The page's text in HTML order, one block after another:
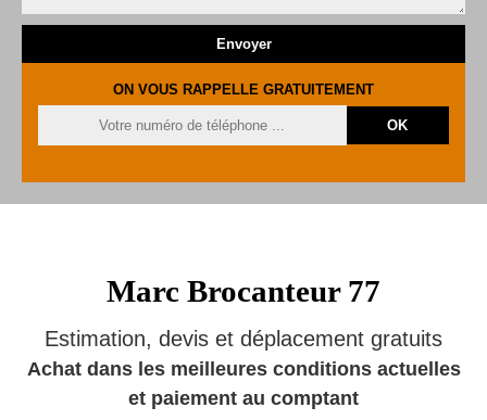
ON VOUS RAPPELLE GRATUITEMENT
Marc Brocanteur 77
Estimation, devis et déplacement gratuits
Achat dans les meilleures conditions actuelles
et paiement au comptant